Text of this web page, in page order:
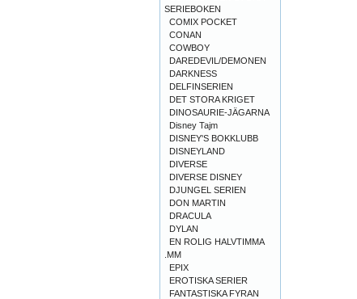
SERIEBOKEN
COMIX POCKET
CONAN
COWBOY
DAREDEVIL/DEMONEN
DARKNESS
DELFINSERIEN
DET STORA KRIGET
DINOSAURIE-JÄGARNA
Disney Tajm
DISNEY'S BOKKLUBB
DISNEYLAND
DIVERSE
DIVERSE DISNEY
DJUNGEL SERIEN
DON MARTIN
DRACULA
DYLAN
EN ROLIG HALVTIMMA
.MM
EPIX
EROTISKA SERIER
FANTASTISKA FYRAN